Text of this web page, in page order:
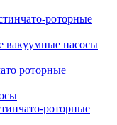
роторные
вакуумные насосы
роторные
роторные